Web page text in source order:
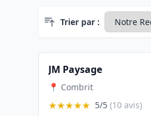
Trier par :
JM Paysage
📍 Combrit
★★★★★ 5/5 (10 avis)